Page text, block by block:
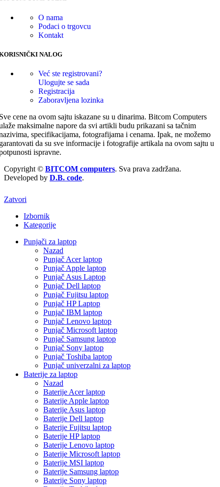
O nama
Podaci o trgovcu
Kontakt
NALOG
Već ste registrovani?
Ulogujte se sada
Registracija
Zaboravljena lozinka
cene na ovom sajtu iskazane su u dinarima. Bitcom Computers
maksimalne napore da svi artikli budu prikazani sa tačnim
specifikacijama, fotografijama i cenama. Ipak, ne možemo
da su sve informacije i fotografije artikala na ovom sajtu u
ispravne.
Copyright © BITCOM computers. Sva prava zadržana.
Developed by D.B. code.
Zatvori
Izbornik
Kategorije
Punjači za laptop
Nazad
Punjač Acer laptop
Punjač Apple laptop
Punjač Asus Laptop
Punjač Dell laptop
Punjač Fujitsu laptop
Punjač HP Laptop
Punjač IBM laptop
Punjač Lenovo laptop
Punjač Microsoft laptop
Punjač Samsung laptop
Punjač Sony laptop
Punjač Toshiba laptop
Punjač univerzalni za laptop
Baterije za laptop
Nazad
Baterije Acer laptop
Baterije Apple laptop
Baterije Asus laptop
Baterije Dell laptop
Baterije Fujitsu laptop
Baterije HP laptop
Baterije Lenovo laptop
Baterije Microsoft laptop
Baterije MSI laptop
Baterije Samsung laptop
Baterije Sony laptop